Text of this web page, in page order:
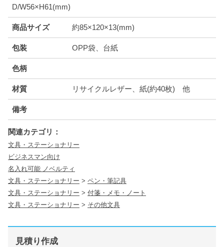
D/W56×H61(mm)
商品サイズ 約85×120×13(mm)
包装 OPP袋、台紙
色柄
材質 リサイクルレザー、紙(約40枚) 他
備考
関連カテゴリ：
文具・ステーショナリー
ビジネスマン向け
名入れ可能 ノベルティ
文具・ステーショナリー > ペン・筆記具
文具・ステーショナリー > 付箋・メモ・ノート
文具・ステーショナリー > その他文具
見積り作成